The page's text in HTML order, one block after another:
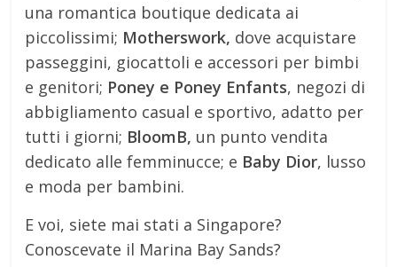
una romantica boutique dedicata ai
piccolissimi; Motherswork, dove acquistare
passeggini, giocattoli e accessori per bimbi
e genitori; Poney e Poney Enfants, negozi di
abbigliamento casual e sportivo, adatto per
tutti i giorni; BloomB, un punto vendita
dedicato alle femminucce; e Baby Dior, lusso
e moda per bambini.
E voi, siete mai stati a Singapore?
Conoscevate il Marina Bay Sands?